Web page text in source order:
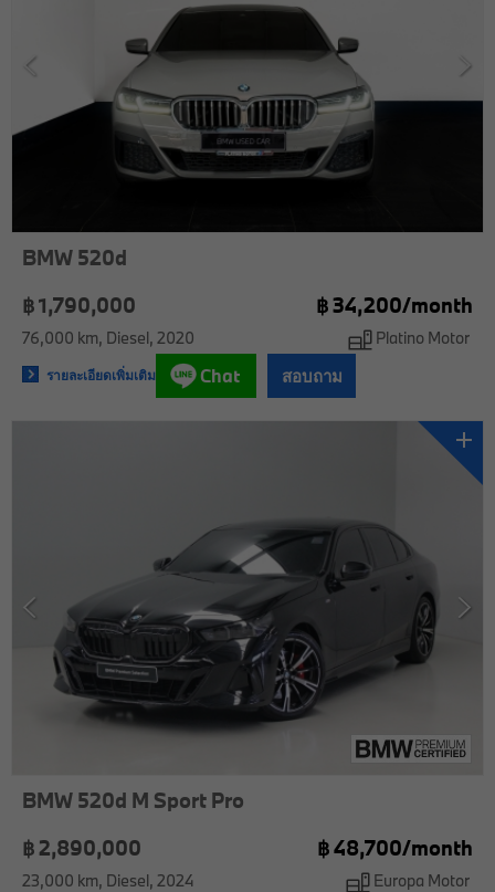
BMW 520d
฿ 1,790,000
฿34,200/month
76,000 km Diesel 2020 Platino Motor
รายละเอียดเพิ่มเติม Chat สอบถาม
BMW 520d M Sport Pro
฿ 2,890,000
฿48,700/month
23,000 km Diesel 2024 Europa Motor